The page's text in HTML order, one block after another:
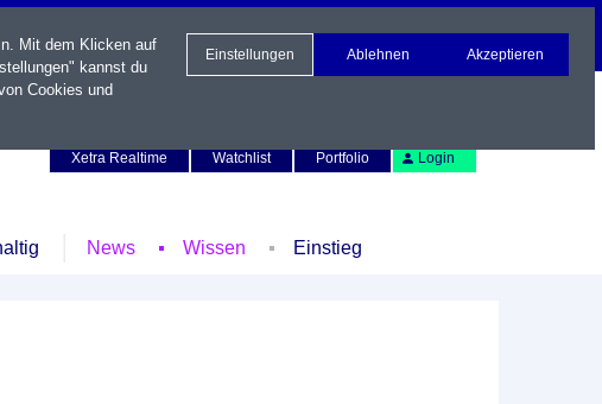
Xetra Realtime
Watchlist Portfolio Login
News Wissen Einstieg
Mit dem Klicken auf
kannst du
Cookies und
Einstellungen Ablehnen Akzeptieren